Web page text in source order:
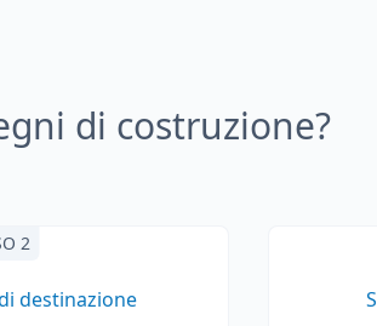
di costruzione?
2
destinazione